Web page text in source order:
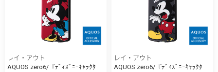
レイ・アウト
AQUOS zero6/『ﾃﾞｨｽﾞﾆｰｷｬﾗｸﾀ
レイ・アウト
AQUOS zero6/『ﾃﾞｨｽﾞﾆｰｷｬﾗｸﾀ